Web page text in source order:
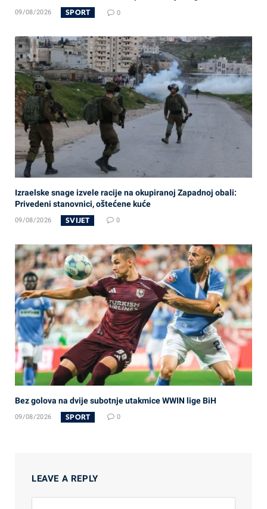
09/08/2026 SPORT 0
Izraelske snage izvele racije na okupiranoj Zapadnoj obali:
Privedeni stanovnici, oštećene kuće
09/08/2026 SVIJET 0
Bez golova na dvije subotnje utakmice WWIN lige BiH
09/08/2026 SPORT 0
LEAVE A REPLY